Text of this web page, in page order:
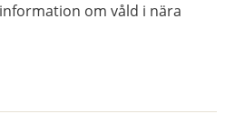
om våld i nära